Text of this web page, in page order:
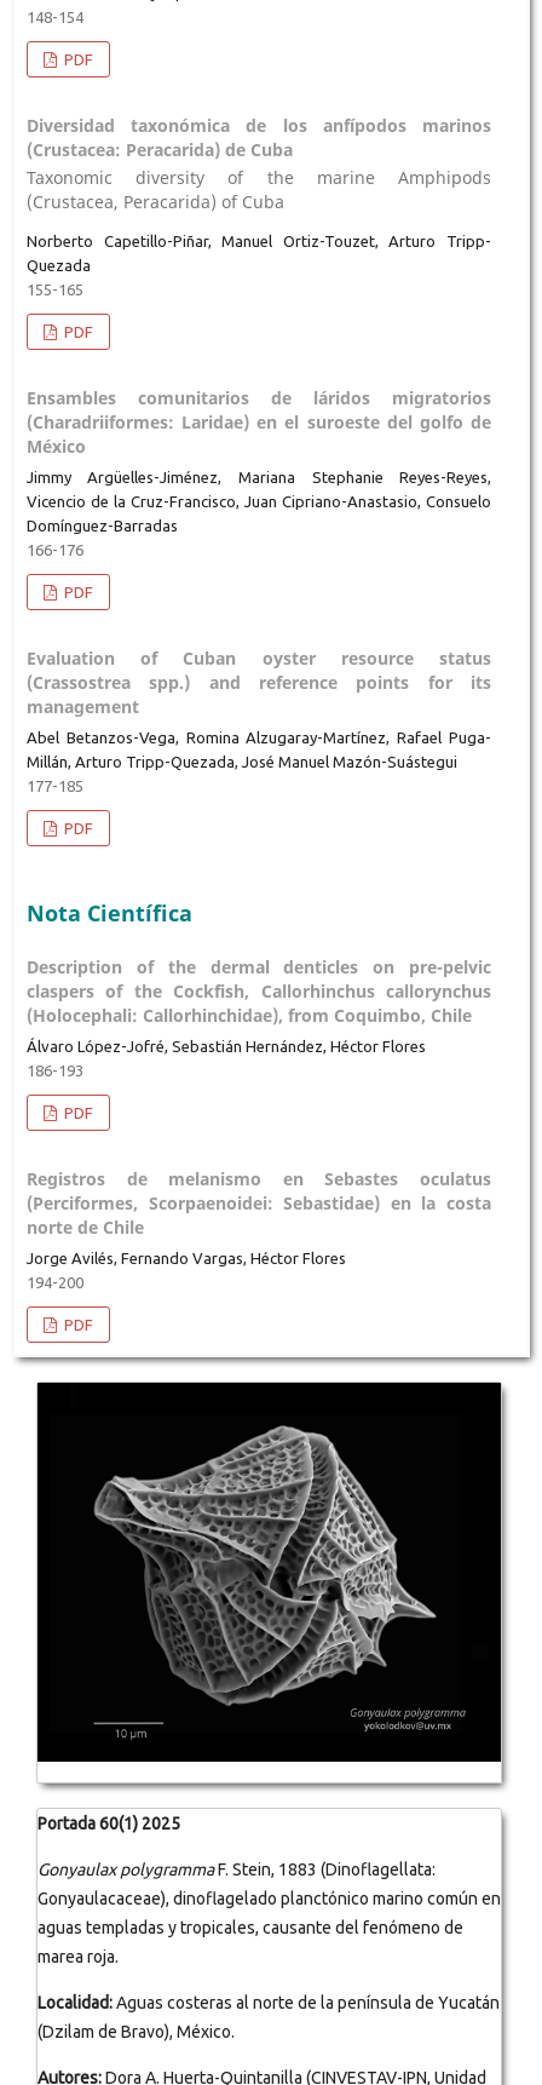
148-154
PDF
Diversidad taxonómica de los anfípodos marinos
(Crustacea: Peracarida) de Cuba
Taxonomic diversity of the marine Amphipods
(Crustacea, Peracarida) of Cuba
Norberto Capetillo-Piñar, Manuel Ortiz-Touzet, Arturo Tripp-
Quezada
155-165
PDF
Ensambles comunitarios de láridos migratorios
(Charadriiformes: Laridae) en el suroeste del golfo de
México
Jimmy Argüelles-Jiménez, Mariana Stephanie Reyes-Reyes,
Vicencio de la Cruz-Francisco, Juan Cipriano-Anastasio, Consuelo
Domínguez-Barradas
166-176
PDF
Evaluation of Cuban oyster resource status
(Crassostrea spp.) and reference points for its
management
Abel Betanzos-Vega, Romina Alzugaray-Martínez, Rafael Puga-
Millán, Arturo Tripp-Quezada, José Manuel Mazón-Suástegui
177-185
PDF
Nota Científica
Description of the dermal denticles on pre-pelvic
claspers of the Cockfish, Callorhinchus callorynchus
(Holocephali: Callorhinchidae), from Coquimbo, Chile
Álvaro López-Jofré, Sebastián Hernández, Héctor Flores
186-193
PDF
Registros de melanismo en Sebastes oculatus
(Perciformes, Scorpaenoidei: Sebastidae) en la costa
norte de Chile
Jorge Avilés, Fernando Vargas, Héctor Flores
194-200
PDF
Portada 60(1) 2025
Gonyaulax polygrammaF. Stein, 1883 (Dinoflagellata:
Gonyaulacaceae), dinoflagelado planctónico marino común en
aguas templadas y tropicales, causante del fenómeno de
marea roja.
Localidad:Aguas costeras al norte de la península de Yucatán
(Dzilam de Bravo), México.
Autores:Dora A. Huerta-Quintanilla (CINVESTAV-IPN, Unidad